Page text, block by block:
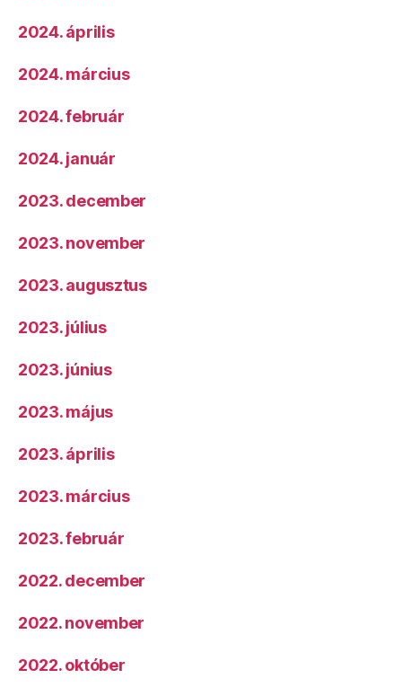
2024. április
2024. március
2024. február
2024. január
2023. december
2023. november
2023. augusztus
2023. július
2023. június
2023. május
2023. április
2023. március
2023. február
2022. december
2022. november
2022. október